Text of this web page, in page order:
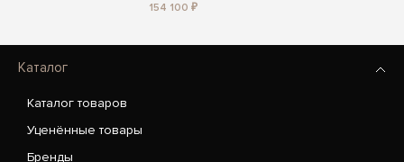
154 100 ₽
Каталог
Каталог товаров
Уценённые товары
Бренды